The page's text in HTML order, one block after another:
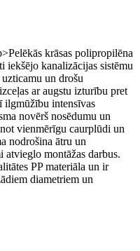
krāsas polipropilēna
iekšējo kanalizācijas sistēmu
un drošu
ar augstu izturību pret
ilgmūžību intensīvas
novērš nosēdumu un
vienmērīgu caurplūdi un
nodrošina ātru un
atvieglo montāžas darbus.
PP materiāla un ir
diametriem un